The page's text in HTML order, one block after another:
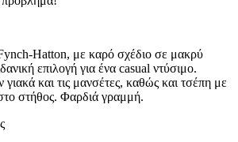
Hatton, με καρό σχέδιο σε μακρύ
επιλογή για ένα casual ντύσιμο.
γιακά και τις μανσέτες, καθώς και τσέπη με
στήθος. Φαρδιά γραμμή.